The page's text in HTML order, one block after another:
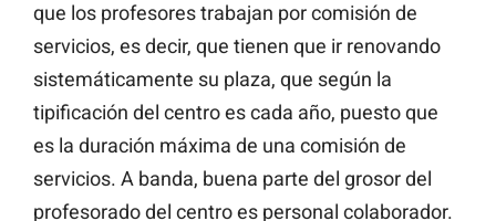
que los profesores trabajan por comisión de
servicios, es decir, que tienen que ir renovando
sistemáticamente su plaza, que según la
tipificación del centro es cada año, puesto que
es la duración máxima de una comisión de
servicios. A banda, buena parte del grosor del
profesorado del centro es personal colaborador.